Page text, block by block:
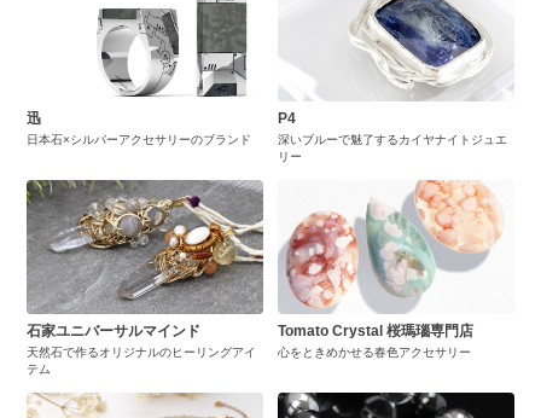
迅
日本石×シルバーアクセサリーのブランド
P4
深いブルーで魅了するカイヤナイトジュエ
リー
石家ユニバーサルマインド
天然石で作るオリジナルのヒーリングアイ
テム
Tomato Crystal 桜瑪瑙専門店
心をときめかせる春色アクセサリー